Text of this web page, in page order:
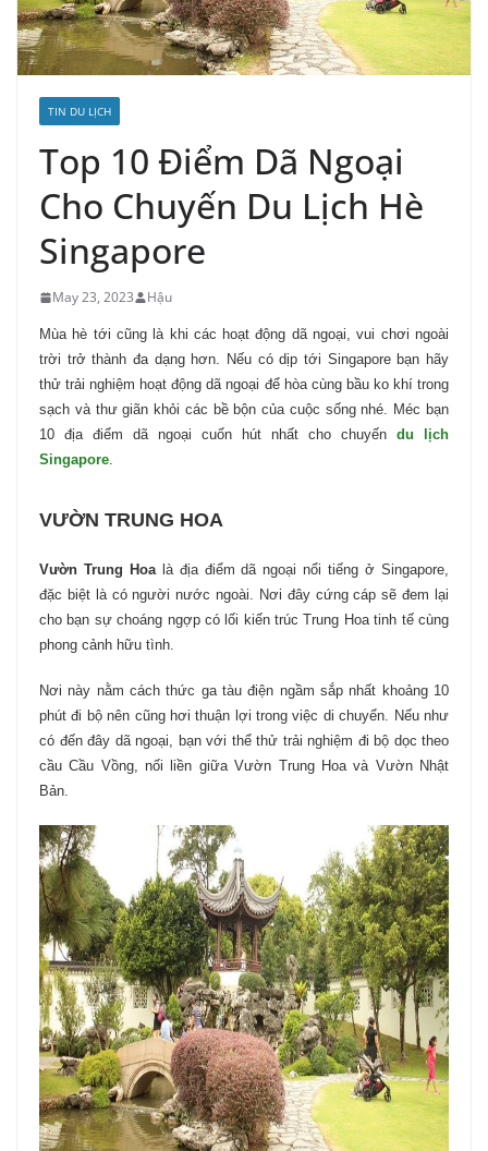
TIN DU LỊCH
Top 10 Điểm Dã Ngoại
Cho Chuyến Du Lịch Hè
Singapore
May 23, 2023 Hậu
Mùa hè tới cũng là khi các hoạt động dã ngoại, vui chơi ngoài
trời trở thành đa dạng hơn. Nếu có dịp tới Singapore bạn hãy
thử trải nghiệm hoạt động dã ngoại để hòa cùng bầu ko khí trong
sạch và thư giãn khỏi các bề bộn của cuộc sống nhé. Méc bạn
10 địa điểm dã ngoại cuốn hút nhất cho chuyến du lịch
Singapore.
VƯỜN TRUNG HOA
Vườn Trung Hoalà địa điểm dã ngoại nổi tiếng ở Singapore,
đặc biệt là có người nước ngoài. Nơi đây cứng cáp sẽ đem lại
cho bạn sự choáng ngợp có lối kiến trúc Trung Hoa tinh tế cùng
phong cảnh hữu tình.
Nơi này nằm cách thức ga tàu điện ngầm sắp nhất khoảng 10
phút đi bộ nên cũng hơi thuận lợi trong việc di chuyển. Nếu như
có đến đây dã ngoại, bạn với thể thử trải nghiệm đi bộ dọc theo
cầu Cầu Vồng, nối liền giữa Vườn Trung Hoa và Vườn Nhật
Bản.